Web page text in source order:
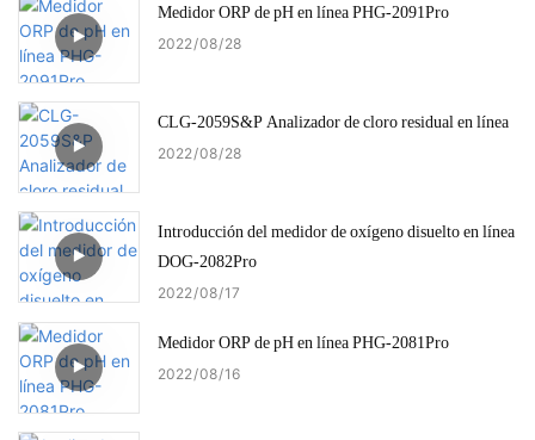
Medidor ORP de pH en línea PHG-2091Pro
2022 08 28
CLG-2059S&P Analizador de cloro residual en línea
2022 08 28
Introducción del medidor de oxígeno disuelto en línea
DOG-2082Pro
2022 08 17
Medidor ORP de pH en línea PHG-2081Pro
2022 08 16